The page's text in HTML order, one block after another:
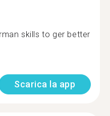
skills to ger better
Scarica la app